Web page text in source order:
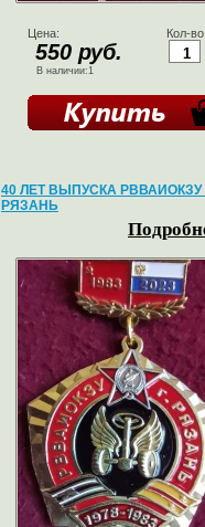
Цена:
550 руб.
В наличии:1
Кол-
40 ЛЕТ ВЫПУСКА РВВАИОКЗУ
РЯЗАНЬ